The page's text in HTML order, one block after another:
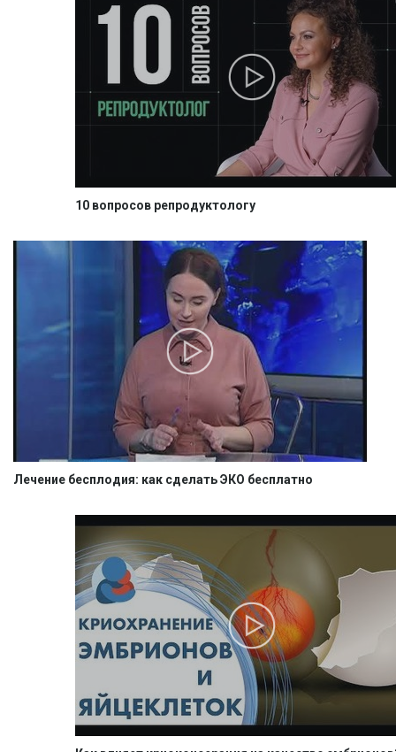
10 вопросов репродуктологу
Лечение бесплодия: как сделать ЭКО бесплатно